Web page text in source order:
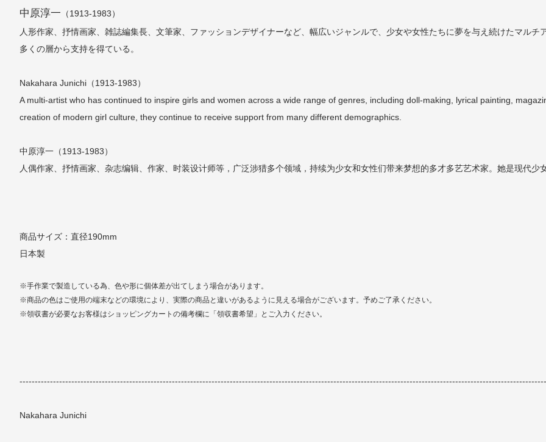
中原淳一 （1913-1983）
人形作家、抒情画家、雑誌編集長、文筆家、ファッションデザイナーなど、幅広いジャンルで、少女や女性たちに夢を与え続けたマル
多くの層から支持を得ている。
Nakahara Junichi（1913-1983）
A multi-artist who has continued to inspire girls and women across a wide range of genres, including doll-making, lyrical painting,
creation of modern girl culture, they continue to receive support from many different demographics.
中原淳一（1913-1983）
人偶作家、抒情画家、杂志编辑、作家、时装设计师等，广泛涉猎多个领域，持续为少女和女性们带来梦想的多才多艺艺术家。她是现代
商品サイズ：直径190mm
日本製
※手作業で製造している為、色や形に個体差が出てしまう場合があります。
※商品の色はご使用の端末などの環境により、実際の商品と違いがあるように見える場合がございます。予めご了承ください。
※領収書が必要なお客様はショッピングカートの備考欄に「領収書希望」とご入力ください。
Nakahara Junichi